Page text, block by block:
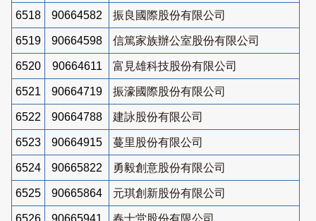
6518 90664582 振良國際股份有限公司
6519 90664598 信篤家族辦公室股份有限公司
6520 90664611 富見雄科技股份有限公司
6521 90664719 振濠國際股份有限公司
6522 90664788 建詠股份有限公司
6523 90664915 蔓里股份有限公司
6524 90665822 勇毅創意股份有限公司
6525 90665864 元琪創新股份有限公司
6526 90665941 春士堂股份有限公司